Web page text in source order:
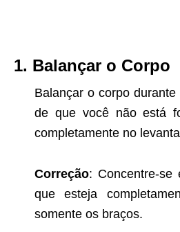
1. Balançar o Corpo
Balançar o corpo
de que você não está
completamente no
Correção: Concentre-se
que esteja
somente os braços.